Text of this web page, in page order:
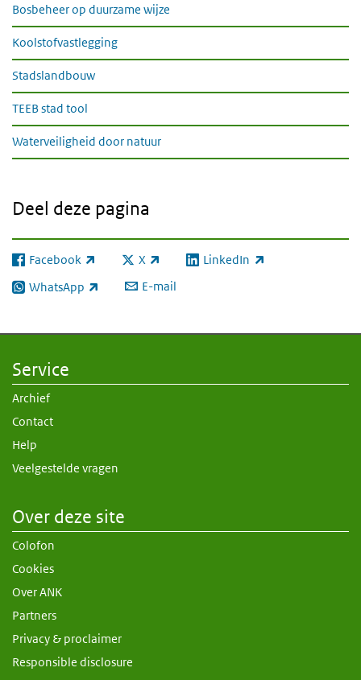
Bosbeheer op duurzame wijze
Koolstofvastlegging
Stadslandbouw
TEEB stad tool
Waterveiligheid door natuur
Deel deze pagina
Facebook
(externe link) X
(externe link) LinkedIn
(externe link)
WhatsApp
(externe link) E-mail
Service
Archief
Contact
Help
Veelgestelde vragen
Over deze site
Colofon
Cookies
Over ANK
Partners
Privacy & proclaimer
Responsible disclosure